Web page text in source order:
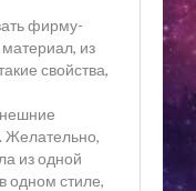
фирму-
из
свойства,
Желательно,
из одной
одном стиле,